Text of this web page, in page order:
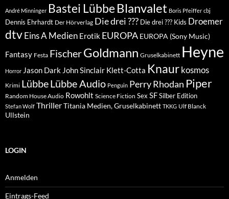
André Minninger Bastei Lübbe Blanvalet Boris Pfeiffer cbj
Dennis Ehrhardt Der Hörverlag Die drei ??? Die drei ??? Kids Droemer
dtvEins A Medien Erotik EUROPA EUROPA (Sony Music)
Fantasy Festa FischerGoldmann Gruselkabinett Heyne
Horror Jason Dark John Sinclair Klett-Cotta Knaur kosmos
Krimi LübbeLübbe Audio Penguin Perry Rhodan Piper
Random House Audio Rowohlt Science Fiction Sex SFSilber Edition
Stefan Wolf ThrillerTitania Medien, Gruselkabinett TKKG Ulf Blanck
Ullstein
LOGIN
Anmelden
Eintrags-Feed